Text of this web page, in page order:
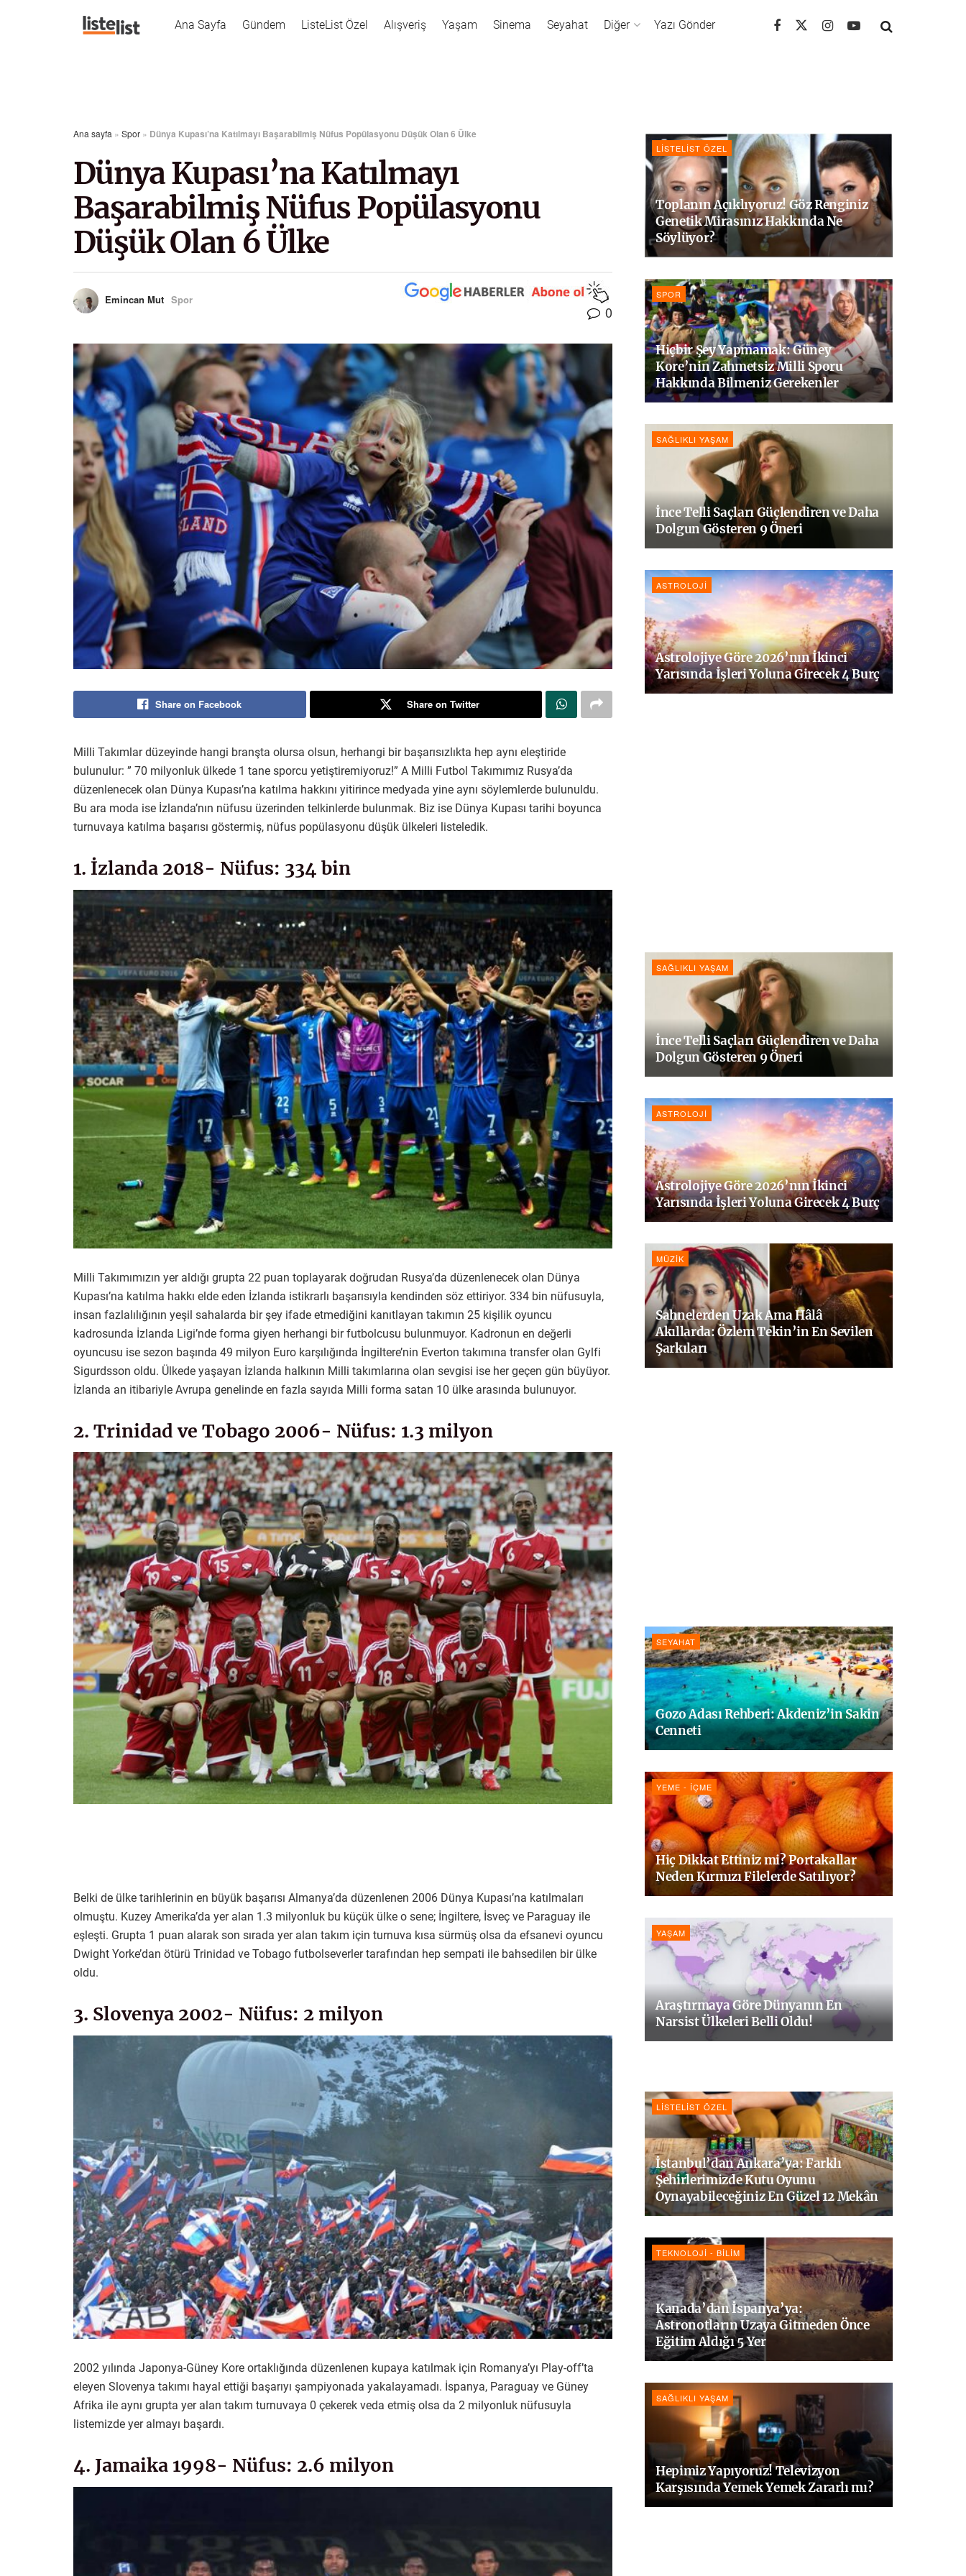
Ana Sayfa Gündem ListeList Özel Alışveriş Yaşam Sinema Seyahat Diğer Yazı Gönder
Ana sayfa » Spor » Dünya Kupası’na Katılmayı Başarabilmiş Nüfus Popülasyonu Düşük Olan 6 Ülke
Dünya Kupası’na Katılmayı
Başarabilmiş Nüfus Popülasyonu
Düşük Olan 6 Ülke
Emincan Mut Spor
0
Share on Facebook Share on Twitter
Milli Takımlar düzeyinde hangi branşta olursa olsun, herhangi bir başarısızlıkta hep aynı eleştiride
bulunulur: ” 70 milyonluk ülkede 1 tane sporcu yetiştiremiyoruz!” A Milli Futbol Takımımız Rusya’da
düzenlenecek olan Dünya Kupası’na katılma hakkını yitirince medyada yine aynı söylemlerde bulunuldu.
Bu ara moda ise İzlanda’nın nüfusu üzerinden telkinlerde bulunmak. Biz ise Dünya Kupası tarihi boyunca
turnuvaya katılma başarısı göstermiş, nüfus popülasyonu düşük ülkeleri listeledik.
1. İzlanda 2018- Nüfus: 334 bin
Milli Takımımızın yer aldığı grupta 22 puan toplayarak doğrudan Rusya’da düzenlenecek olan Dünya
Kupası’na katılma hakkı elde eden İzlanda istikrarlı başarısıyla kendinden söz ettiriyor. 334 bin nüfusuyla,
insan fazlalılığının yeşil sahalarda bir şey ifade etmediğini kanıtlayan takımın 25 kişilik oyuncu
kadrosunda İzlanda Ligi’nde forma giyen herhangi bir futbolcusu bulunmuyor. Kadronun en değerli
oyuncusu ise sezon başında 49 milyon Euro karşılığında İngiltere’nin Everton takımına transfer olan Gylfi
Sigurdsson oldu. Ülkede yaşayan İzlanda halkının Milli takımlarına olan sevgisi ise her geçen gün büyüyor.
İzlanda an itibariyle Avrupa genelinde en fazla sayıda Milli forma satan 10 ülke arasında bulunuyor.
2. Trinidad ve Tobago 2006- Nüfus: 1.3 milyon
Belki de ülke tarihlerinin en büyük başarısı Almanya’da düzenlenen 2006 Dünya Kupası’na katılmaları
olmuştu. Kuzey Amerika’da yer alan 1.3 milyonluk bu küçük ülke o sene; İngiltere, İsveç ve Paraguay ile
eşleşti. Grupta 1 puan alarak son sırada yer alan takım için turnuva kısa sürmüş olsa da efsanevi oyuncu
Dwight Yorke’dan ötürü Trinidad ve Tobago futbolseverler tarafından hep sempati ile bahsedilen bir ülke
oldu.
3. Slovenya 2002- Nüfus: 2 milyon
2002 yılında Japonya-Güney Kore ortaklığında düzenlenen kupaya katılmak için Romanya’yı Play-off’ta
eleyen Slovenya takımı hayal ettiği başarıyı şampiyonada yakalayamadı. İspanya, Paraguay ve Güney
Afrika ile aynı grupta yer alan takım turnuvaya 0 çekerek veda etmiş olsa da 2 milyonluk nüfusuyla
listemizde yer almayı başardı.
4. Jamaika 1998- Nüfus: 2.6 milyon
LISTELIST ÖZEL
Toplanın Açıklıyoruz! Göz Renginiz
Genetik Mirasınız Hakkında Ne
Söylüyor?
SPOR
Hiçbir Şey Yapmamak: Güney
Kore’nin Zahmetsiz Milli Sporu
Hakkında Bilmeniz Gerekenler
SAĞLIKLI YAŞAM
İnce Telli Saçları Güçlendiren ve Daha
Dolgun Gösteren 9 Öneri
ASTROLOJI
Astrolojiye Göre 2026’nın İkinci
Yarısında İşleri Yoluna Girecek 4 Burç
SAĞLIKLI YAŞAM
İnce Telli Saçları Güçlendiren ve Daha
Dolgun Gösteren 9 Öneri
ASTROLOJI
Astrolojiye Göre 2026’nın İkinci
Yarısında İşleri Yoluna Girecek 4 Burç
MÜZIK
Sahnelerden Uzak Ama Hâlâ
Akıllarda: Özlem Tekin’in En Sevilen
Şarkıları
SEYAHAT
Gozo Adası Rehberi: Akdeniz’in Sakin
Cenneti
YEME - İÇME
Hiç Dikkat Ettiniz mi? Portakallar
Neden Kırmızı Filelerde Satılıyor?
YAŞAM
Araştırmaya Göre Dünyanın En
Narsist Ülkeleri Belli Oldu!
LISTELIST ÖZEL
İstanbul’dan Ankara’ya: Farklı
Şehirlerimizde Kutu Oyunu
Oynayabileceğiniz En Güzel 12 Mekân
TEKNOLOJI - BILIM
Kanada’dan İspanya’ya:
Astronotların Uzaya Gitmeden Önce
Eğitim Aldığı 5 Yer
SAĞLIKLI YAŞAM
Hepimiz Yapıyoruz! Televizyon
Karşısında Yemek Yemek Zararlı mı?